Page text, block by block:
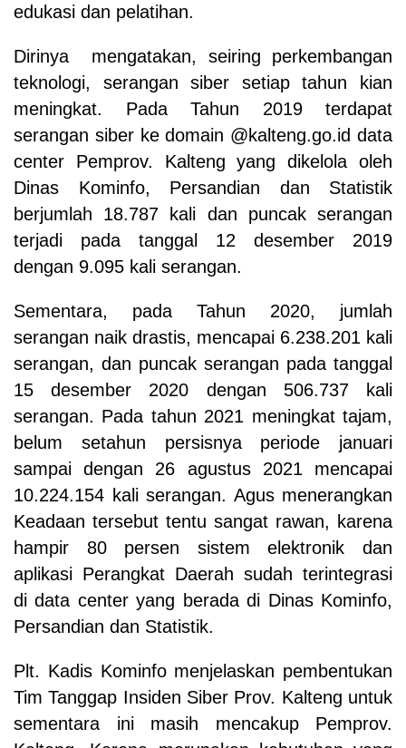
edukasi dan pelatihan.
Dirinya mengatakan, seiring perkembangan
teknologi, serangan siber setiap tahun kian
meningkat. Pada Tahun 2019 terdapat
serangan siber ke domain @kalteng.go.id data
center Pemprov. Kalteng yang dikelola oleh
Dinas Kominfo, Persandian dan Statistik
berjumlah 18.787 kali dan puncak serangan
terjadi pada tanggal 12 desember 2019
dengan 9.095 kali serangan.
Sementara, pada Tahun 2020, jumlah
serangan naik drastis, mencapai 6.238.201 kali
serangan, dan puncak serangan pada tanggal
15 desember 2020 dengan 506.737 kali
serangan. Pada tahun 2021 meningkat tajam,
belum setahun persisnya periode januari
sampai dengan 26 agustus 2021 mencapai
10.224.154 kali serangan. Agus menerangkan
Keadaan tersebut tentu sangat rawan, karena
hampir 80 persen sistem elektronik dan
aplikasi Perangkat Daerah sudah terintegrasi
di data center yang berada di Dinas Kominfo,
Persandian dan Statistik.
Plt. Kadis Kominfo menjelaskan pembentukan
Tim Tanggap Insiden Siber Prov. Kalteng untuk
sementara ini masih mencakup Pemprov.